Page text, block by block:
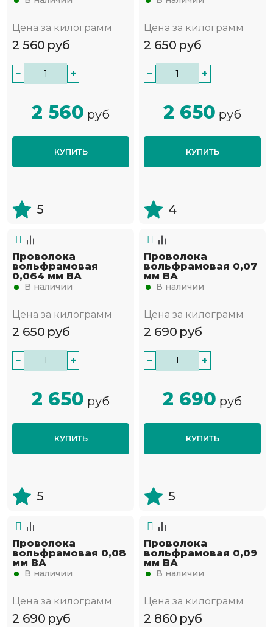
Цена за килограмм
2 560 руб
− +
2 560 руб
КУПИТЬ
5
Цена за килограмм
2 650 руб
− +
2 650 руб
КУПИТЬ
4
Проволока
вольфрамовая
0,064 мм ВА
В наличии
Цена за килограмм
2 650 руб
− +
2 650 руб
КУПИТЬ
5
Проволока
вольфрамовая 0,07
мм ВА
В наличии
Цена за килограмм
2 690 руб
− +
2 690 руб
КУПИТЬ
5
Проволока
вольфрамовая 0,08
мм ВА
В наличии
Цена за килограмм
2 690 руб
Проволока
вольфрамовая 0,09
мм ВА
В наличии
Цена за килограмм
2 860 руб